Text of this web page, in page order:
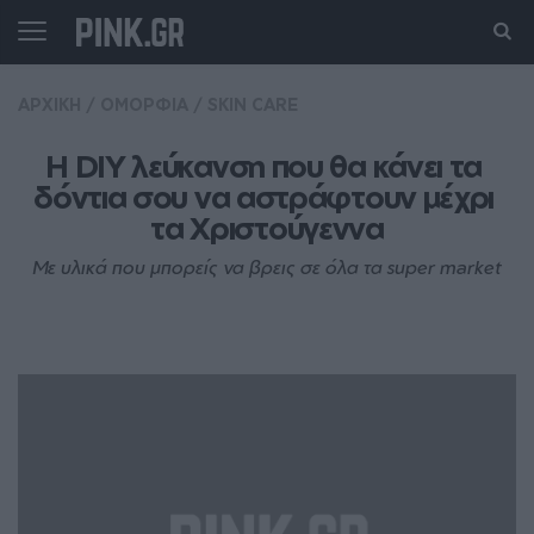
Η DIY λεύκανση που θα κάνει τα
δόντια σου να αστράφτουν μέχρι
τα Χριστούγεννα
Με υλικά που μπορείς να βρεις σε όλα τα super market